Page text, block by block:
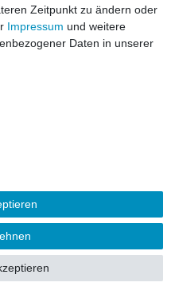
Zeitpunkt zu ändern oder
Impressum und weitere
Daten in unserer